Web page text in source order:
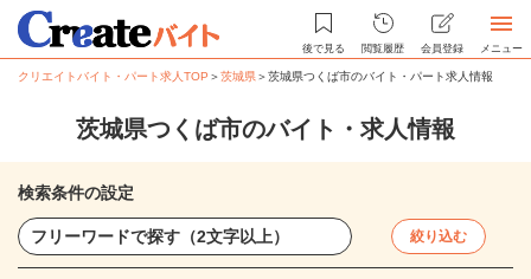
後で見る 閲覧履歴 会員登録 メニュー
クリエイトバイト・パート求人TOP ＞茨城県＞茨城県つくば市のバイト・パート求人情報
茨城県つくば市のバイト・求人情報
検索条件の設定
絞り込む